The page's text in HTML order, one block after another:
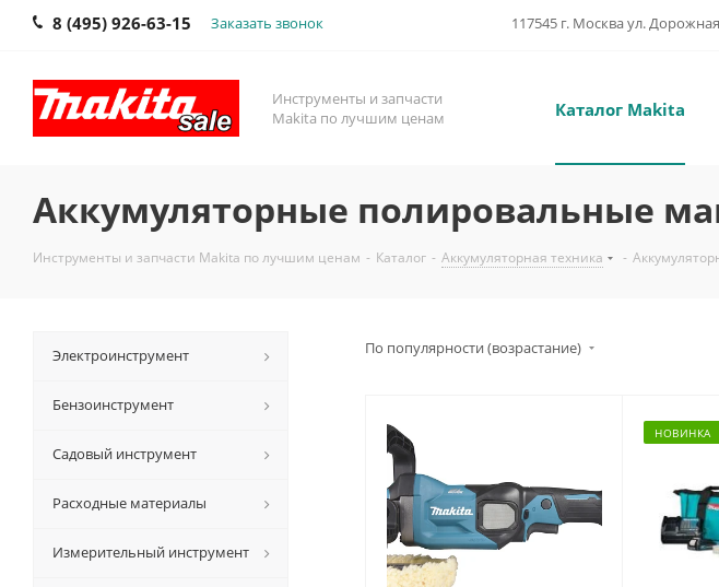
8 (495) 926-63-15 Заказать звонок 117545 г. Москва ул.
Инструменты и запчасти
Makita по лучшим ценам
Каталог Makita
Аккумуляторные полировальные
Инструменты и запчасти Makita по лучшим ценам - Каталог - Аккумуляторная техника -
По популярности (возрастание)
НОВИНКА
Электроинструмент
Бензоинструмент
Садовый инструмент
Расходные материалы
Измерительный инструмент